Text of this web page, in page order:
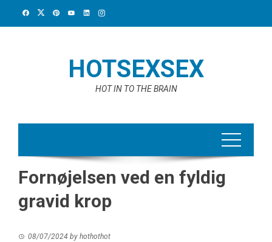
HOTSEXSEX
HOT IN TO THE BRAIN
Fornøjelsen ved en fyldig
gravid krop
08/07/2024 by hothothot